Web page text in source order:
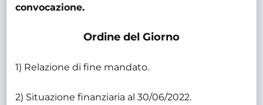
convocazione.
Ordine del Giorno
1) Relazione di fine mandato.
2) Situazione finanziaria al 30/06/2022.